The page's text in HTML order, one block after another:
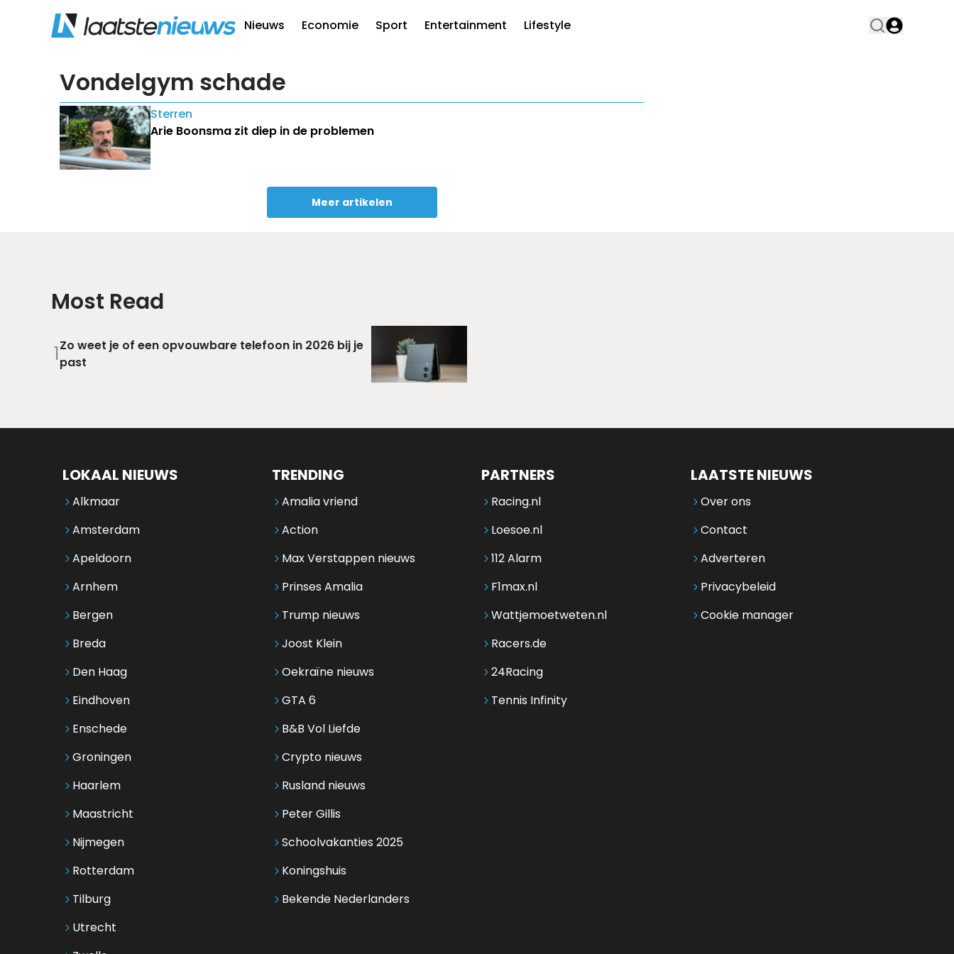
Nieuws Economie Sport Entertainment Lifestyle
Vondelgym schade
Sterren
Arie Boonsma zit diep in de problemen
Meer artikelen
Most Read
1Zo weet je of een opvouwbare telefoon in 2026 bij je
past
LOKAAL NIEUWS
Alkmaar
Amsterdam
Apeldoorn
Arnhem
Bergen
Breda
Den Haag
Eindhoven
Enschede
Groningen
Haarlem
Maastricht
Nijmegen
Rotterdam
Tilburg
Utrecht
TRENDING
Amalia vriend
Action
Max Verstappen nieuws
Prinses Amalia
Trump nieuws
Joost Klein
Oekraïne nieuws
GTA 6
B&B Vol Liefde
Crypto nieuws
Rusland nieuws
Peter Gillis
Schoolvakanties 2025
Koningshuis
Bekende Nederlanders
PARTNERS
Racing.nl
Loesoe.nl
112 Alarm
F1max.nl
Wattjemoetweten.nl
Racers.de
24Racing
Tennis Infinity
LAATSTE NIEUWS
Over ons
Contact
Adverteren
Privacybeleid
Cookie manager